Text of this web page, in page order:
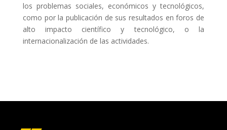
los problemas sociales, económicos y tecnológicos,
como por la publicación de sus resultados en foros de
alto impacto científico y tecnológico, o la
internacionalización de las actividades.